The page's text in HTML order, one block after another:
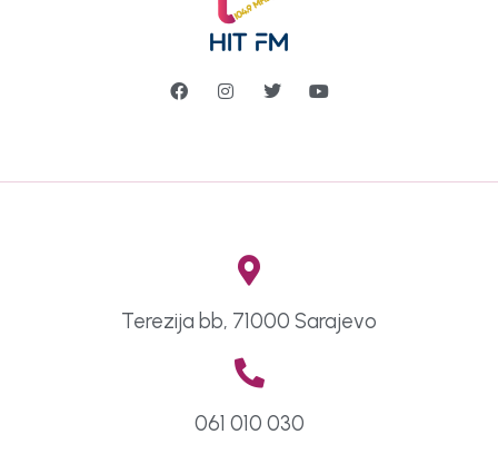
Terezija bb, 71000 Sarajevo
061 010 030